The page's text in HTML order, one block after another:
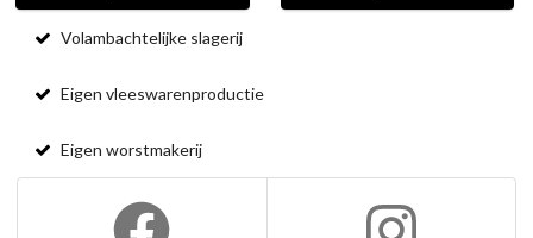
Volambachtelijke slagerij
Eigen vleeswarenproductie
Eigen worstmakerij